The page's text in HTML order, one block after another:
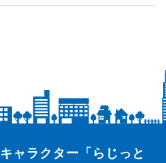
ャラクター「らじっと